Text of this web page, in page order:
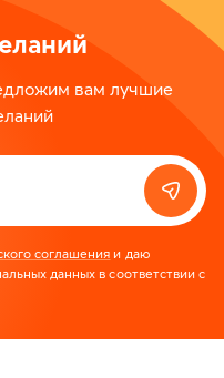
вам лучшие
соглашения и даю
данных в соответствии с